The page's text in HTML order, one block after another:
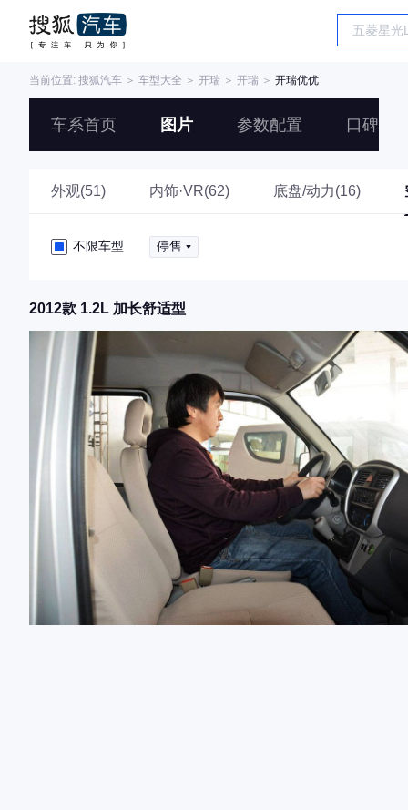
当前位置: 搜狐汽车 ＞ 车型大全 ＞ 开瑞 ＞ 开瑞 ＞ 开瑞优优
车系首页 图片 参数配置 口碑
外观(51) 内饰·VR(62) 底盘/动力(16)
不限车型 停售
2012款 1.2L 加长舒适型